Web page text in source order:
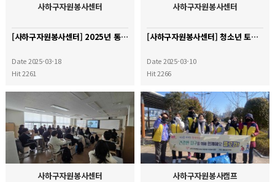
사하구자원봉사센터
[사하구자원봉사센터] 2025년 통합자원봉사지원단 간담회
Date 2025-03-18
Hit 2261
사하구자원봉사센터
[사하구자원봉사센터] 청소년 토요스쿨 - 자원봉사와 마주하기
Date 2025-03-10
Hit 2266
사하구자원봉사센터 사하구자원봉사캠프